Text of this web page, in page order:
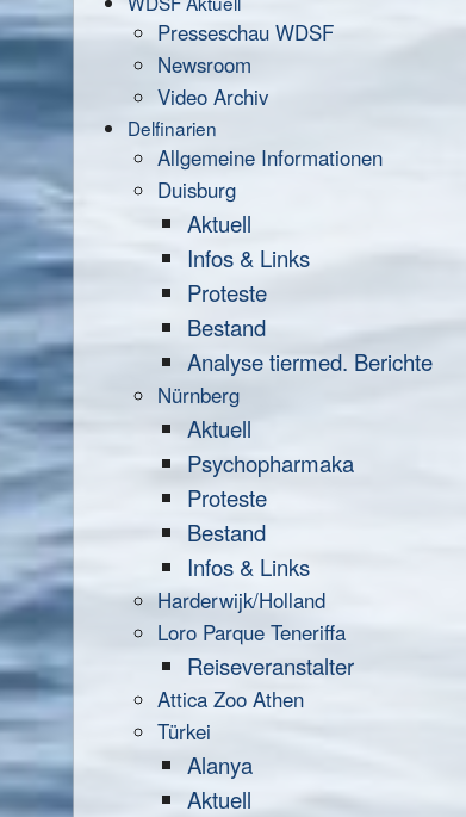
Presseschau WDSF
Newsroom
Video Archiv
Delfinarien
Allgemeine Informationen
Duisburg
Aktuell
Infos & Links
Proteste
Bestand
Analyse tiermed. Berichte
Nürnberg
Aktuell
Psychopharmaka
Proteste
Bestand
Infos & Links
Harderwijk/Holland
Loro Parque Teneriffa
Reiseveranstalter
Attica Zoo Athen
Türkei
Alanya
Aktuell